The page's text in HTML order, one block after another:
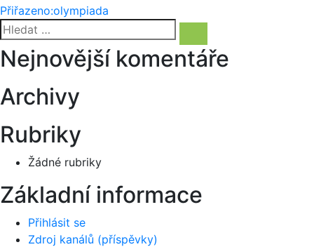
Navigace
pro
příspěvek
Přiřazeno:olympiada
Hledat:
Hledání
Nejnovější komentáře
Archivy
Rubriky
Žádné rubriky
Základní informace
Přihlásit se
Zdroj kanálů (příspěvky)